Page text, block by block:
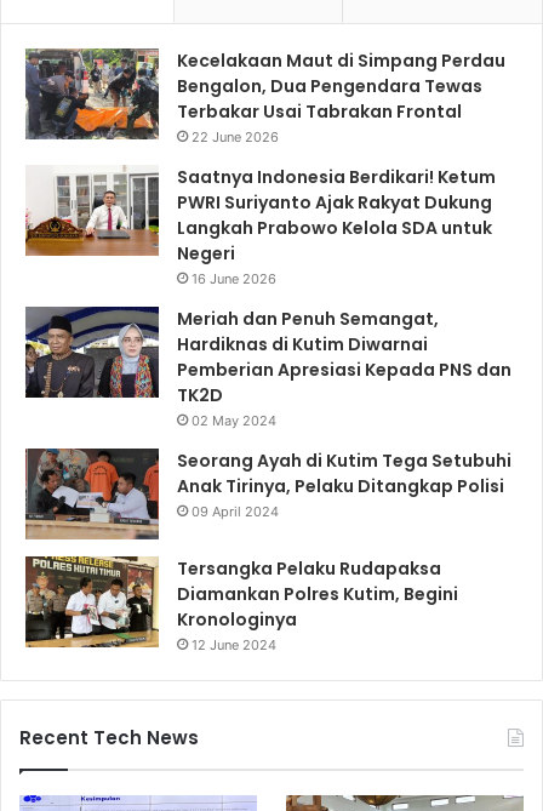
Kecelakaan Maut di Simpang Perdau
Bengalon, Dua Pengendara Tewas
Terbakar Usai Tabrakan Frontal
22 June 2026
Saatnya Indonesia Berdikari! Ketum
PWRI Suriyanto Ajak Rakyat Dukung
Langkah Prabowo Kelola SDA untuk
Negeri
16 June 2026
Meriah dan Penuh Semangat,
Hardiknas di Kutim Diwarnai
Pemberian Apresiasi Kepada PNS dan
TK2D
02 May 2024
Seorang Ayah di Kutim Tega Setubuhi
Anak Tirinya, Pelaku Ditangkap Polisi
09 April 2024
Tersangka Pelaku Rudapaksa
Diamankan Polres Kutim, Begini
Kronologinya
12 June 2024
Recent Tech News